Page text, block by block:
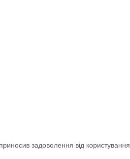
задоволення від користування.